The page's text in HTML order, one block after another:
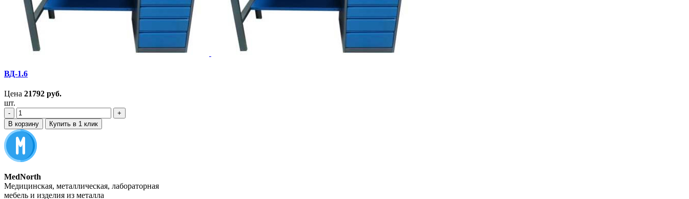
ВД-1.6
Цена 21792 руб.
шт.
‐
+
В корзину
Купить в 1 клик
MedNorth
Медицинская, металлическая, лабораторная
мебель и изделия из металла